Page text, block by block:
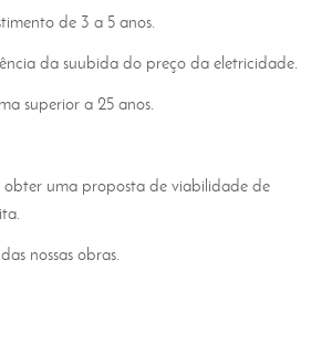
de 3 a 5 anos.
da suubida do preço da eletricidade.
superior a 25 anos.
uma proposta de viabilidade de
nossas obras.